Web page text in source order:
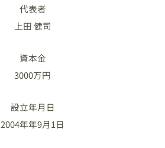
代表者
上田 健司
資本金
3000万円
設立年月日
2004年年9月1日